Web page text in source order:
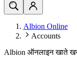
Albion Online
Accounts
Albion ऑनलाइन खाते